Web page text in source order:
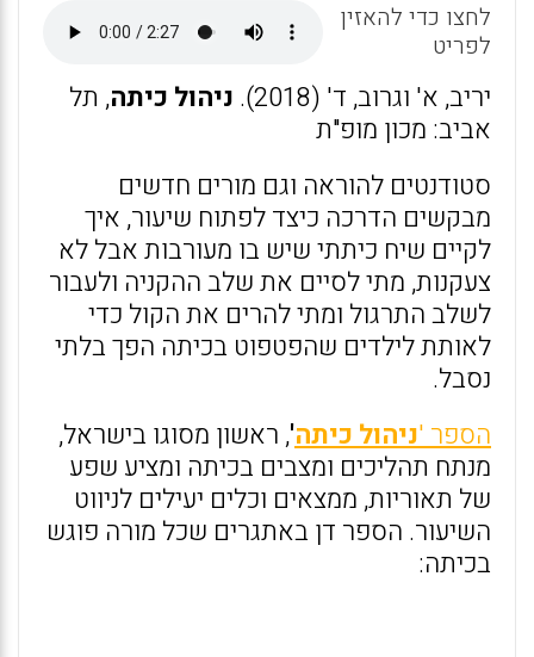
A
p
p
o
o
k
לחצו כדי להאזין
לפריט
יריב, א' וגרוב, ד' (2018). ניהול כיתה, תל
אביב: מכון מופ"ת
סטודנטים להוראה וגם מורים חדשים
מבקשים הדרכה כיצד לפתוח שיעור, איך
לקיים שיח כיתתי שיש בו מעורבות אבל לא
צעקנות, מתי לסיים את שלב ההקניה ולעבור
לשלב התרגול ומתי להרים את הקול כדי
לאותת לילדים שהפטפוט בכיתה הפך בלתי
נסבל.
הספר 'ניהול כיתה', ראשון מסוגו בישראל,
מנתח תהליכים ומצבים בכיתה ומציע שפע
של תאוריות, ממצאים וכלים יעילים לניווט
השיעור. הספר דן באתגרים שכל מורה פוגש
בכיתה: